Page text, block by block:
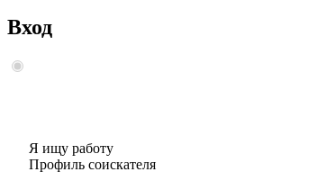
Вход
Я ищу работу
Профиль соискателя